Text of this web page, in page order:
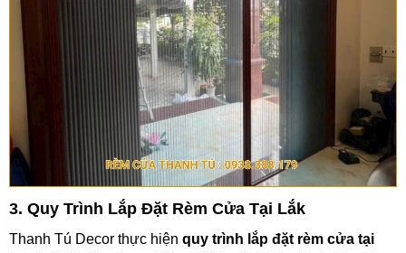
3. Quy Trình Lắp Đặt Rèm Cửa Tại Lắk
Thanh Tú Decor thực hiện quy trình lắp đặt rèm cửa tại